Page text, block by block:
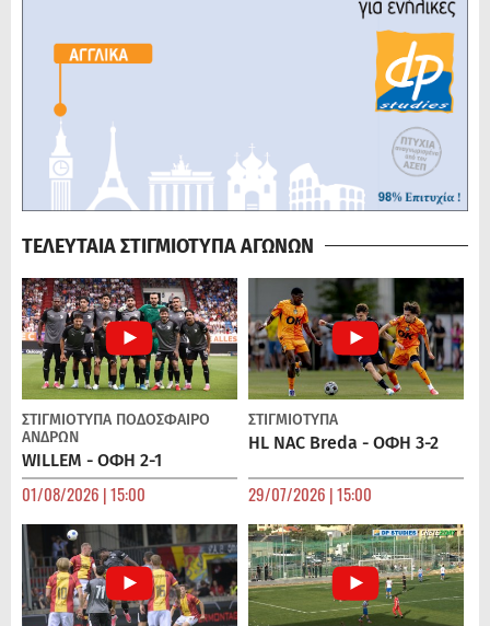
ΤΕΛΕΥΤΑΙΑ ΣΤΙΓΜΙΟΤΥΠΑ ΑΓΩΝΩΝ
ΣΤΙΓΜΙΟΤΥΠΑ ΠΟΔΌΣΦΑΙΡΟ
ΑΝΔΡΏΝ
WILLEM - ΟΦΗ 2-1
01/08/2026 | 15:00
ΣΤΙΓΜΙΟΤΥΠΑ
HL NAC Breda - ΟΦΗ 3-2
29/07/2026 | 15:00